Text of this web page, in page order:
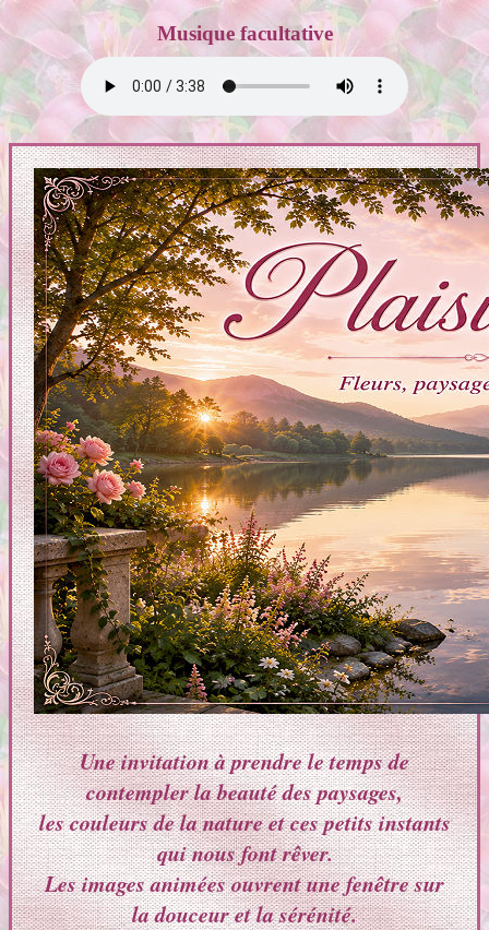
Musique facultative
Une invitation à prendre le temps de
contempler la beauté des paysages,
les couleurs de la nature et ces petits instants
qui nous font rêver.
Les images animées ouvrent une fenêtre sur
la douceur et la sérénité.